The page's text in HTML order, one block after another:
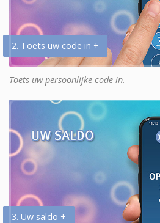
2. Toets uw code in +
Toets uw persoonlijke code in.
3. Uw saldo +